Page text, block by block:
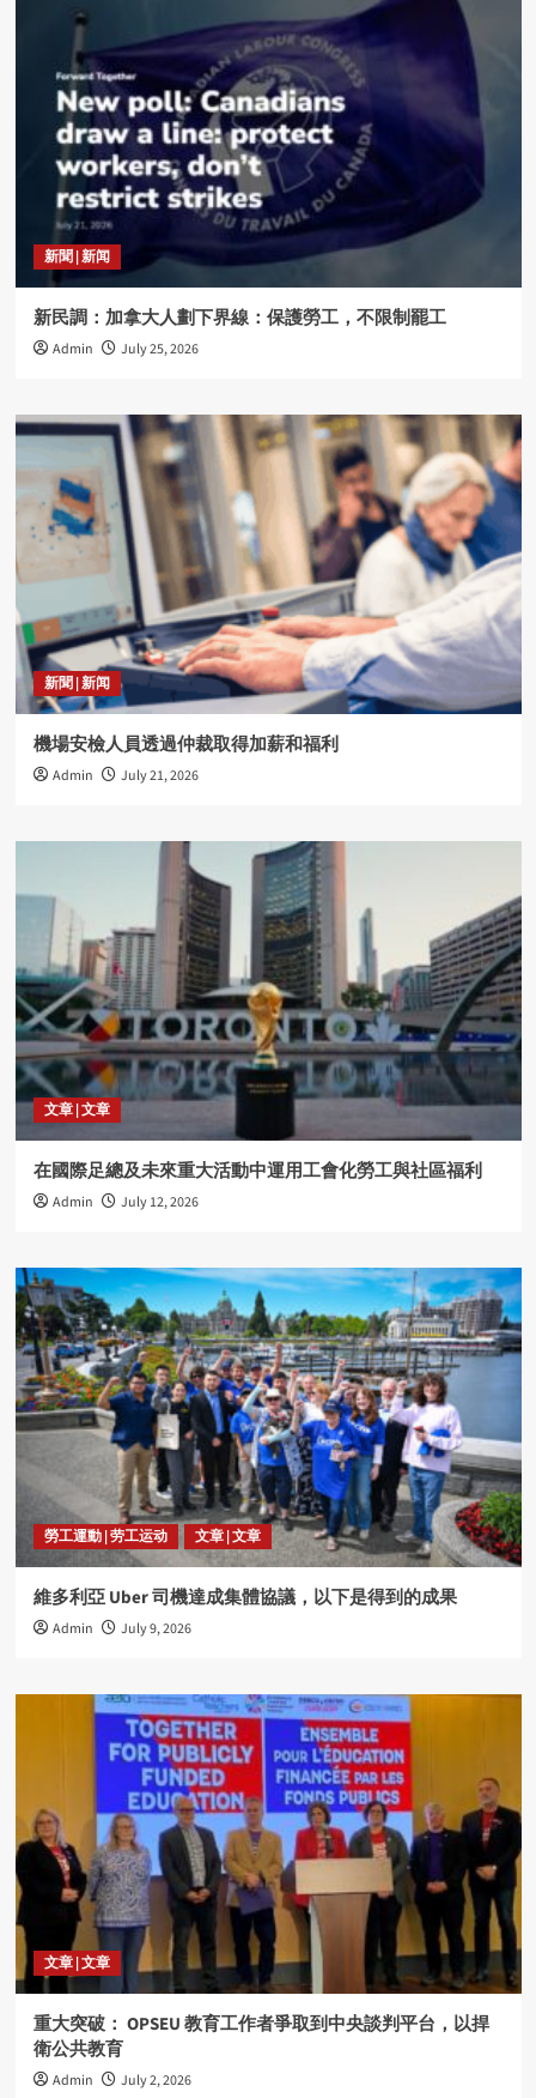
新聞 | 新闻
新民調：加拿大人劃下界線：保護勞工，不限制罷工
Admin July 25, 2026
新聞 | 新闻
機場安檢人員透過仲裁取得加薪和福利
Admin July 21, 2026
文章 | 文章
在國際足總及未來重大活動中運用工會化勞工與社區福利
Admin July 12, 2026
勞工運動 | 劳工运动 文章 | 文章
維多利亞 Uber 司機達成集體協議，以下是得到的成果
Admin July 9, 2026
文章 | 文章
重大突破： OPSEU 教育工作者爭取到中央談判平台，以捍
衛公共教育
Admin July 2, 2026